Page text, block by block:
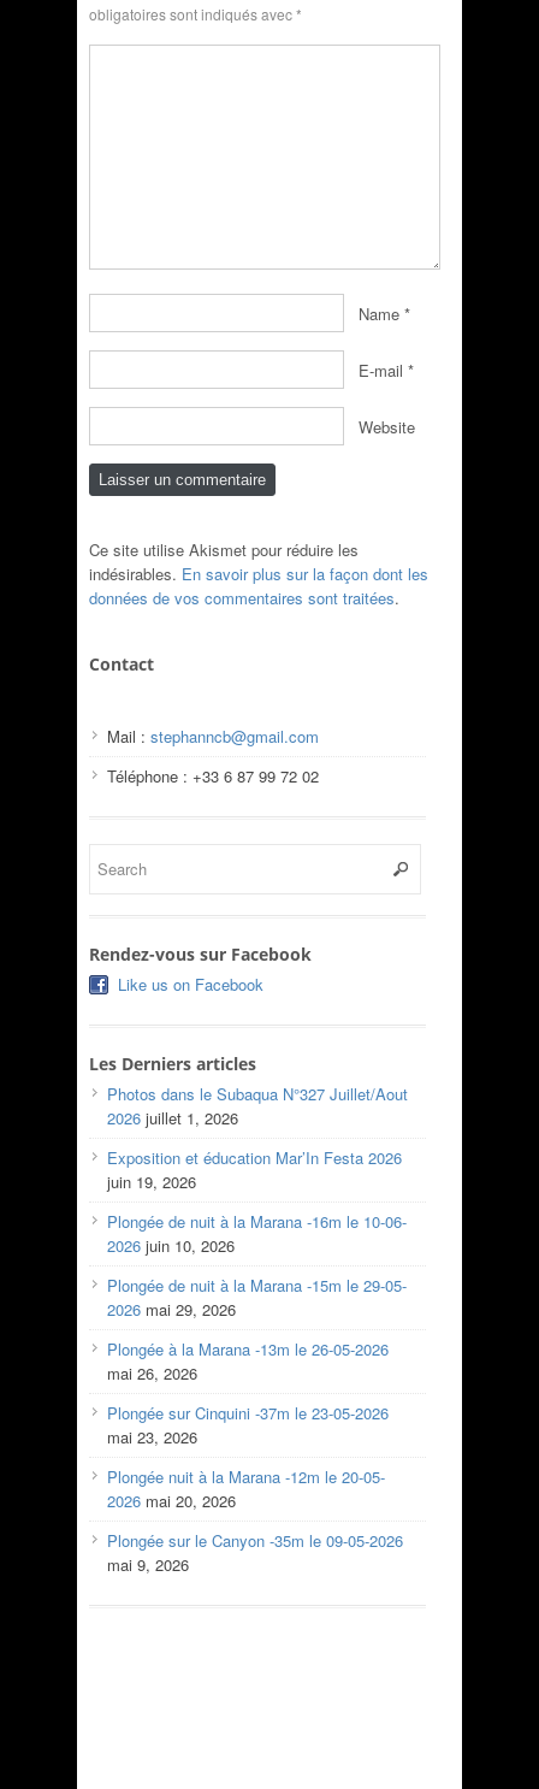
obligatoires sont indiqués avec*
Name *
E-mail *
Website
Ce site utilise Akismet pour réduire les
indésirables. En savoir plus sur la façon dont les
données de vos commentaires sont traitées.
Contact
Mail : stephanncb@gmail.com
Téléphone : +33 6 87 99 72 02
Rendez-vous sur Facebook
Like us on Facebook
Les Derniers articles
Photos dans le Subaqua N°327 Juillet/Aout
2026 juillet 1, 2026
Exposition et éducation Mar’In Festa 2026
juin 19, 2026
Plongée de nuit à la Marana -16m le 10-06-
2026 juin 10, 2026
Plongée de nuit à la Marana -15m le 29-05-
2026 mai 29, 2026
Plongée à la Marana -13m le 26-05-2026
mai 26, 2026
Plongée sur Cinquini -37m le 23-05-2026
mai 23, 2026
Plongée nuit à la Marana -12m le 20-05-
2026 mai 20, 2026
Plongée sur le Canyon -35m le 09-05-2026
mai 9, 2026